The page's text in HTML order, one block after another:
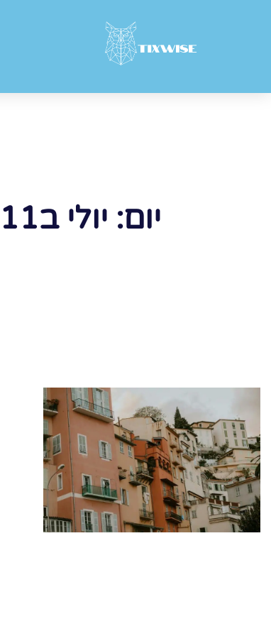
יום: יולי ב11, 2025